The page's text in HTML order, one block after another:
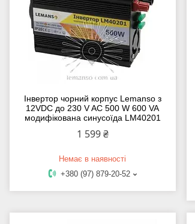
Інвертор чорний корпус Lemanso з
12VDC до 230 V AC 500 W 600 VA
модифікована синусоїда LM40201
1 599 ₴
Немає в наявності
+380 (97) 879-20-52